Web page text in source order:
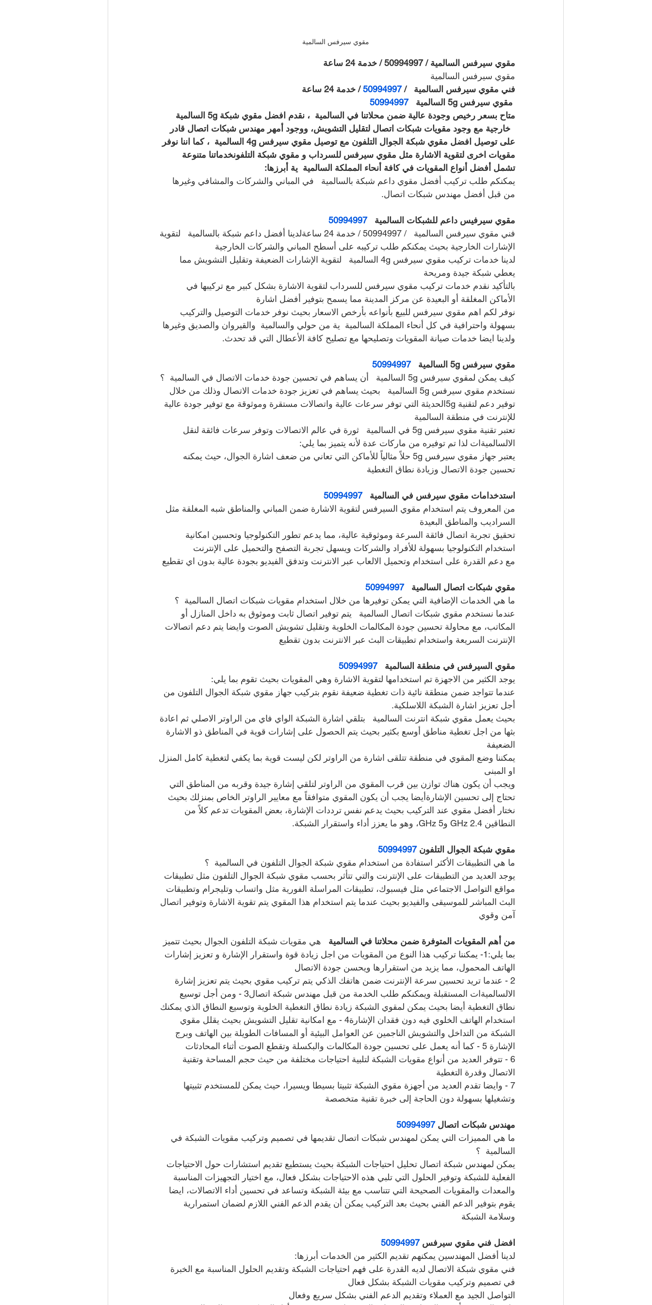
مقوي سيرفس السالمية
مقوي سيرفس السالمية / 50994997 / خدمة 24 ساعة
مقوي سيرفس السالمية
فني مقوي سيرفس السالمية   / 50994997 / خدمة 24 ساعة
مقوي سيرفس 5g السالمية
50994997
متاح بسعر رخيص وجودة عالية ضمن محلاتنا في السالمية  ، نقدم افضل مقوي شبكة 5g السالمية
خارجية مع وجود مقويات شبكات اتصال لتقليل التشويش، ووجود أمهر مهندس شبكات اتصال قادر
على توصيل افضل مقوي شبكة الجوال التلفون مع توصيل مقوي سيرفس 4g السالمية  ، كما اننا نوفر
مقويات اخرى لتقوية الاشارة مثل مقوي سيرفس للسرداب و مقوي شبكة التلفونخدماتنا متنوعة
تشمل أفضل أنواع المقويات في كافة أنحاء المملكة السالمية  ية أبرزها:
يمكنكم طلب تركيب أفضل مقوي داعم شبكة بالسالمية   في المباني والشركات والمشافي وغيرها
من قبل أفضل مهندس شبكات اتصال.
مقوي سيرفيس داعم للشبكات السالمية 50994997
فني مقوي سيرفس السالمية   / 50994997 / خدمة 24 ساعةلدينا أفضل داعم شبكة بالسالمية   لتقوية
الإشارات الخارجية بحيث يمكنكم طلب تركيبه على أسطح المباني والشركات الخارجية
لدينا خدمات تركيب مقوي سيرفس 4g السالمية   لتقوية الإشارات الضعيفة وتقليل التشويش مما
يعطي شبكة جيدة ومريحة
بالتأكيد نقدم خدمات تركيب مقوي سيرفس للسرداب لتقوية الاشارة بشكل كبير مع تركيبها في
الأماكن المغلقة أو البعيدة عن مركز المدينة مما يسمح بتوفير أفضل اشارة
نوفر لكم اهم مقوي سيرفس للبيع بأنواعه بأرخص الاسعار بحيث نوفر خدمات التوصيل والتركيب
بسهولة واحترافية في كل أنحاء المملكة السالمية  ية من حولي والسالمية  والقيروان والصديق وغيرها
ولدينا ايضا خدمات صيانة المقويات وتصليحها مع تصليح كافة الأعطال التي قد تحدث.
مقوي سيرفس 5g السالمية
50994997
كيف يمكن لمقوي سيرفس 5g السالمية   أن يساهم في تحسين جودة خدمات الاتصال في السالمية  ؟
نستخدم مقوي سيرفس 5g السالمية   بحيث يساهم في تعزيز جودة خدمات الاتصال وذلك من خلال
توفير دعم لتقنية 5gالحديثة التي توفر سرعات عالية واتصالات مستقرة وموثوقة مع توفير جودة عالية
للإنترنت في منطقة السالمية
تعتبر تقنية مقوي سيرفس 5g في السالمية   ثورة في عالم الاتصالات وتوفر سرعات فائقة لنقل
الالسالميةات لذا تم توفيره من ماركات عدة لأنه يتميز بما يلي:
يعتبر جهاز مقوي سيرفس 5g حلاً مثالياً للأماكن التي تعاني من ضعف اشارة الجوال، حيث يمكنه
تحسين جودة الاتصال وزيادة نطاق التغطية
استدخدامات مقوي سيرفس في السالمية 50994997
من المعروف يتم استخدام مقوي السيرفس لتقوية الاشارة ضمن المباني والمناطق شبه المغلقة مثل
السراديب والمناطق البعيدة
تحقيق تجربة اتصال فائقة السرعة وموثوقية عالية، مما يدعم تطور التكنولوجيا وتحسين امكانية
استخدام التكنولوجيا بسهولة للأفراد والشركات ويسهل تجربة التصفح والتحميل على الإنترنت
مع دعم القدرة على استخدام وتحميل الالعاب عبر الانترنت وتدفق الفيديو بجودة عالية بدون اي تقطيع
مقوي شبكات اتصال السالمية 50994997
ما هي الخدمات الإضافية التي يمكن توفيرها من خلال استخدام مقويات شبكات اتصال السالمية  ؟
عندما نستخدم مقوي شبكات اتصال السالمية   يتم توفير اتصال ثابت وموثوق به داخل المنازل أو
المكاتب، مع محاولة تحسين جودة المكالمات الخلوية وتقليل تشويش الصوت وايضا يتم دعم اتصالات
الإنترنت السريعة واستخدام تطبيقات البث عبر الانترنت بدون تقطيع
مقوي السيرفس في منطقة السالمية 50994997
يوجد الكثير من الاجهزة تم استخدامها لتقوية الاشارة وهي المقويات بحيث تقوم بما يلي:
عندما تتواجد ضمن منطقة نائية ذات تغطية ضعيفة نقوم بتركيب جهاز مقوي شبكة الجوال التلفون من
أجل تعزيز اشارة الشبكة اللاسلكية.
بحيث يعمل مقوي شبكة انترنت السالمية   بتلقي اشارة الشبكة الواي فاي من الراوتر الاصلي ثم اعادة
بثها من اجل تغطية مناطق أوسع بكثير بحيث يتم الحصول على إشارات قوية في المناطق ذو الاشارة
الضعيفة
يمكننا وضع المقوي في منطقة تتلقى اشارة من الراوتر لكن ليست قوية بما يكفي لتغطية كامل المنزل
او المبنى
ويجب أن يكون هناك توازن بين قرب المقوي من الراوتر لتلقي إشارة جيدة وقربه من المناطق التي
تحتاج إلى تحسين الإشارةأيضا يجب أن يكون المقوي متوافقاً مع معايير الراوتر الخاص بمنزلك بحيث
نختار أفضل مقوي عند التركيب بحيث يدعم نفس ترددات الإشارة، بعض المقويات تدعم كلاً من
النطاقين 2.4 GHz و5 GHz، وهو ما يعزز أداء واستقرار الشبكة.
مقوي شبكة الجوال التلفون 50994997
ما هي التطبيقات الأكثر استفادة من استخدام مقوي شبكة الجوال التلفون في السالمية  ؟
يوجد العديد من التطبيقات على الإنترنت والتي تتأثر بحسب مقوي شبكة الجوال التلفون مثل تطبيقات
مواقع التواصل الاجتماعي مثل فيسبوك، تطبيقات المراسلة الفورية مثل واتساب وتليجرام وتطبيقات
البث المباشر للموسيقى والفيديو بحيث عندما يتم استخدام هذا المقوي يتم تقوية الاشارة وتوفير اتصال
آمن وقوي
من أهم المقويات المتوفرة ضمن محلاتنا في السالمية هي مقويات شبكة التلفون الجوال بحيث تتميز
بما يلي:1- يمكننا تركيب هذا النوع من المقويات من اجل زيادة قوة واستقرار الإشارة و تعزيز إشارات
الهاتف المحمول، مما يزيد من استقرارها ويحسن جودة الاتصال
2 - عندما تريد تحسين سرعة الإنترنت ضمن هاتفك الذكي يتم تركيب مقوي بحيث يتم تعزيز إشارة
الالسالميةات المستقبلة ويمكنكم طلب الخدمة من قبل مهندس شبكة اتصال3 - ومن أجل توسيع
نطاق التغطية أيضا بحيث يمكن لمقوي الشبكة زيادة نطاق التغطية الخلوية وتوسيع النطاق الذي يمكنك
استخدام الهاتف الخلوي فيه دون فقدان الإشارة4 - مع امكانية تقليل التشويش بحيث يقلل مقوي
الشبكة من التداخل والتشويش الناجمين عن العوامل البيئية أو المسافات الطويلة بين الهاتف وبرج
الإشارة 5 - كما أنه يعمل على تحسين جودة المكالمات والبكسلة وتقطع الصوت أثناء المحادثات
6 - تتوفر العديد من أنواع مقويات الشبكة لتلبية احتياجات مختلفة من حيث حجم المساحة وتقنية
الاتصال وقدرة التغطية
7 - وايضا تقدم العديد من أجهزة مقوي الشبكة تثبيتا بسيطا ويسيرا، حيث يمكن للمستخدم تثبيتها
وتشغيلها بسهولة دون الحاجة إلى خبرة تقنية متخصصة
مهندس شبكات اتصال 50994997
ما هي المميزات التي يمكن لمهندس شبكات اتصال تقديمها في تصميم وتركيب مقويات الشبكة في
السالمية  ؟
يمكن لمهندس شبكة اتصال تحليل احتياجات الشبكة بحيث يستطيع تقديم استشارات حول الاحتياجات
الفعلية للشبكة وتوفير الحلول التي تلبي هذه الاحتياجات بشكل فعال، مع اختيار التجهيزات المناسبة
والمعدات والمقويات الصحيحة التي تتناسب مع بيئة الشبكة وتساعد في تحسين أداء الاتصالات، ايضا
يقوم بتوفير الدعم الفني بحيث بعد التركيب يمكن أن يقدم الدعم الفني اللازم لضمان استمرارية
وسلامة الشبكة
افضل فني مقوي سيرفس 50994997
لدينا أفضل المهندسين يمكنهم تقديم الكثير من الخدمات أبرزها:
فني مقوي شبكة الاتصال لديه القدرة على فهم احتياجات الشبكة وتقديم الحلول المناسبة مع الخبرة
في تصميم وتركيب مقويات الشبكة بشكل فعال
التواصل الجيد مع العملاء وتقديم الدعم الفني بشكل سريع وفعال